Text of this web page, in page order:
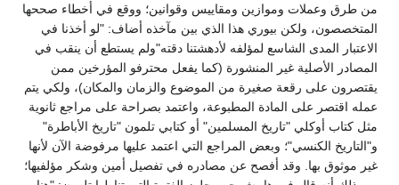
من طرق وعملات وموازين ومقاييس وقوانين؛ ووقع في أخطاء صححها
المتخصصون، ولكن بيوري هذا الذي بين مآخذه أضاف: "لو أخذنا في
الاعتبار المدى الشاسع لمؤلفه لأدهشتنا دقته"ولم يستطع أن ينقب في
المصادر الأصلية غير المنشورة (كما يفعل محترفو المؤرخين ممن
يقتصرون على رقعة صغيرة من الموضوع والزمان والمكان)، ولكي يتم
عمله اقتصر على المادة المطبوعة، واعتمد بصراحة على مراجع ثانوية
مثل كتاب أوكلي "تاريخ المسلمين" أو كتابي تلمون "تاريخ الأباطرة"
و"التاريخ الكنسي"؛ وبعض المراجع التي اعتمد عليها مرفوضة الآن لأنها
غير موثوق بها. وقد أفصح عن مصادره في تفصيل أمين وشكر مؤلفيها؛